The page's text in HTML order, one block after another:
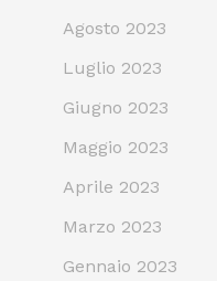
Agosto 2023
Luglio 2023
Giugno 2023
Maggio 2023
Aprile 2023
Marzo 2023
Gennaio 2023